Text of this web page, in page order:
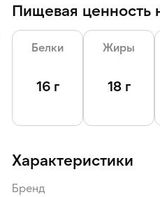
Пищевая ценность
Белки
16 г
Жиры
18 г
Характеристики
Бренд